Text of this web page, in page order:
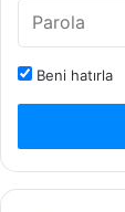
Beni hatırla